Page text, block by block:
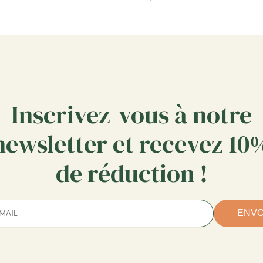
Inscrivez-vous à notre
et recevez
de réduction !